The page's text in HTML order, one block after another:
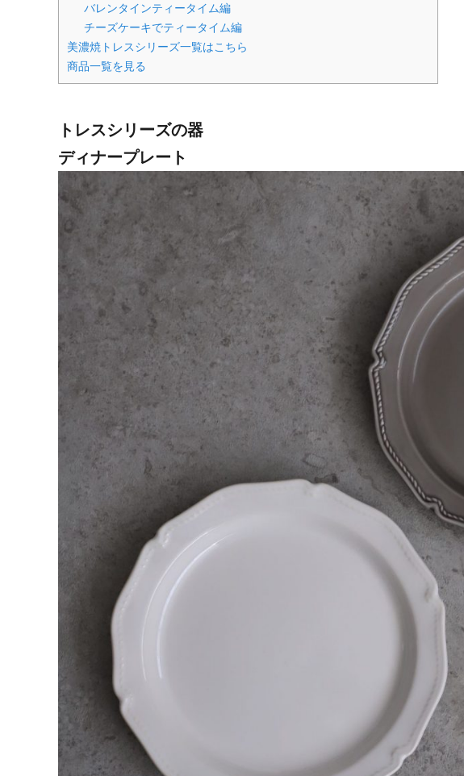
バレンタインティータイム編
チーズケーキでティータイム編
美濃焼トレスシリーズ一覧はこちら
商品一覧を見る
トレスシリーズの器
ディナープレート